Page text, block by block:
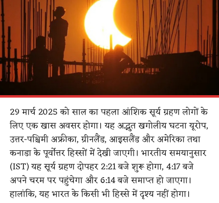
29 मार्च 2025 को साल का पहला आंशिक सूर्य ग्रहण लोगों के
लिए एक खास अवसर होगा। यह अद्भुत खगोलीय घटना यूरोप,
उत्तर-पश्चिमी अफ्रीका, ग्रीनलैंड, आइसलैंड और अमेरिका तथा
कनाडा के पूर्वोत्तर हिस्सों में देखी जाएगी। भारतीय समयानुसार
(IST) यह सूर्य ग्रहण दोपहर 2:21 बजे शुरू होगा, 4:17 बजे
अपने चरम पर पहुंचेगा और 6:14 बजे समाप्त हो जाएगा।
हालांकि, यह भारत के किसी भी हिस्से में दृश्य नहीं होगा।